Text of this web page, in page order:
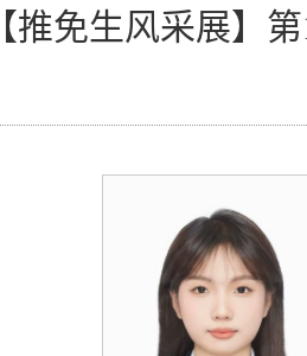
【推免生风采展】